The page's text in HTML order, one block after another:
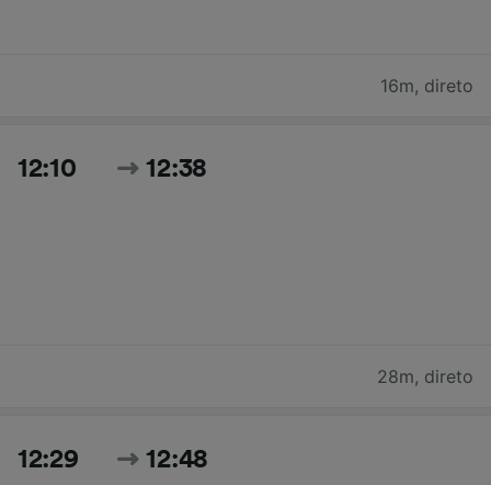
16m, direto
12:10 12:38
28m, direto
12:29 12:48